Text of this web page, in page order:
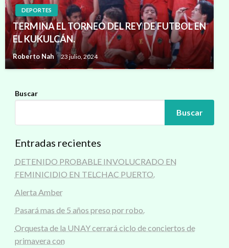
DEPORTES
TERMINA EL TORNEO DEL REY DE FUTBOL EN
EL KUKULCÁN.
Roberto Nah 23 julio, 2024
Buscar
Buscar
Entradas recientes
DETENIDO PROBABLE INVOLUCRADO EN
FEMINICIDIO EN TELCHAC PUERTO.
Alerta Amber
Pasará mas de 5 años preso por robo.
Orquesta de la UNAY cerrará ciclo de conciertos de
primavera con